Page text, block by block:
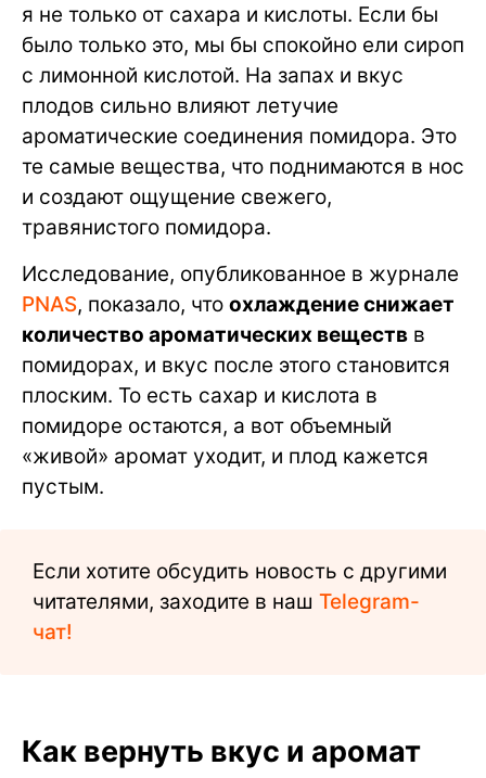
я не только от сахара и кислоты. Если бы
было только это, мы бы спокойно ели сироп
с лимонной кислотой. На запах и вкус
плодов сильно влияют летучие
ароматические соединения помидора. Это
те самые вещества, что поднимаются в нос
и создают ощущение свежего,
травянистого помидора.
Исследование, опубликованное в журнале
PNAS, показало, что охлаждение снижает
количество ароматических веществ в
помидорах, и вкус после этого становится
плоским. То есть сахар и кислота в
помидоре остаются, а вот объемный
«живой» аромат уходит, и плод кажется
пустым.
Если хотите обсудить новость с другими
читателями, заходите в наш Telegram-
чат!
Как вернуть вкус и аромат